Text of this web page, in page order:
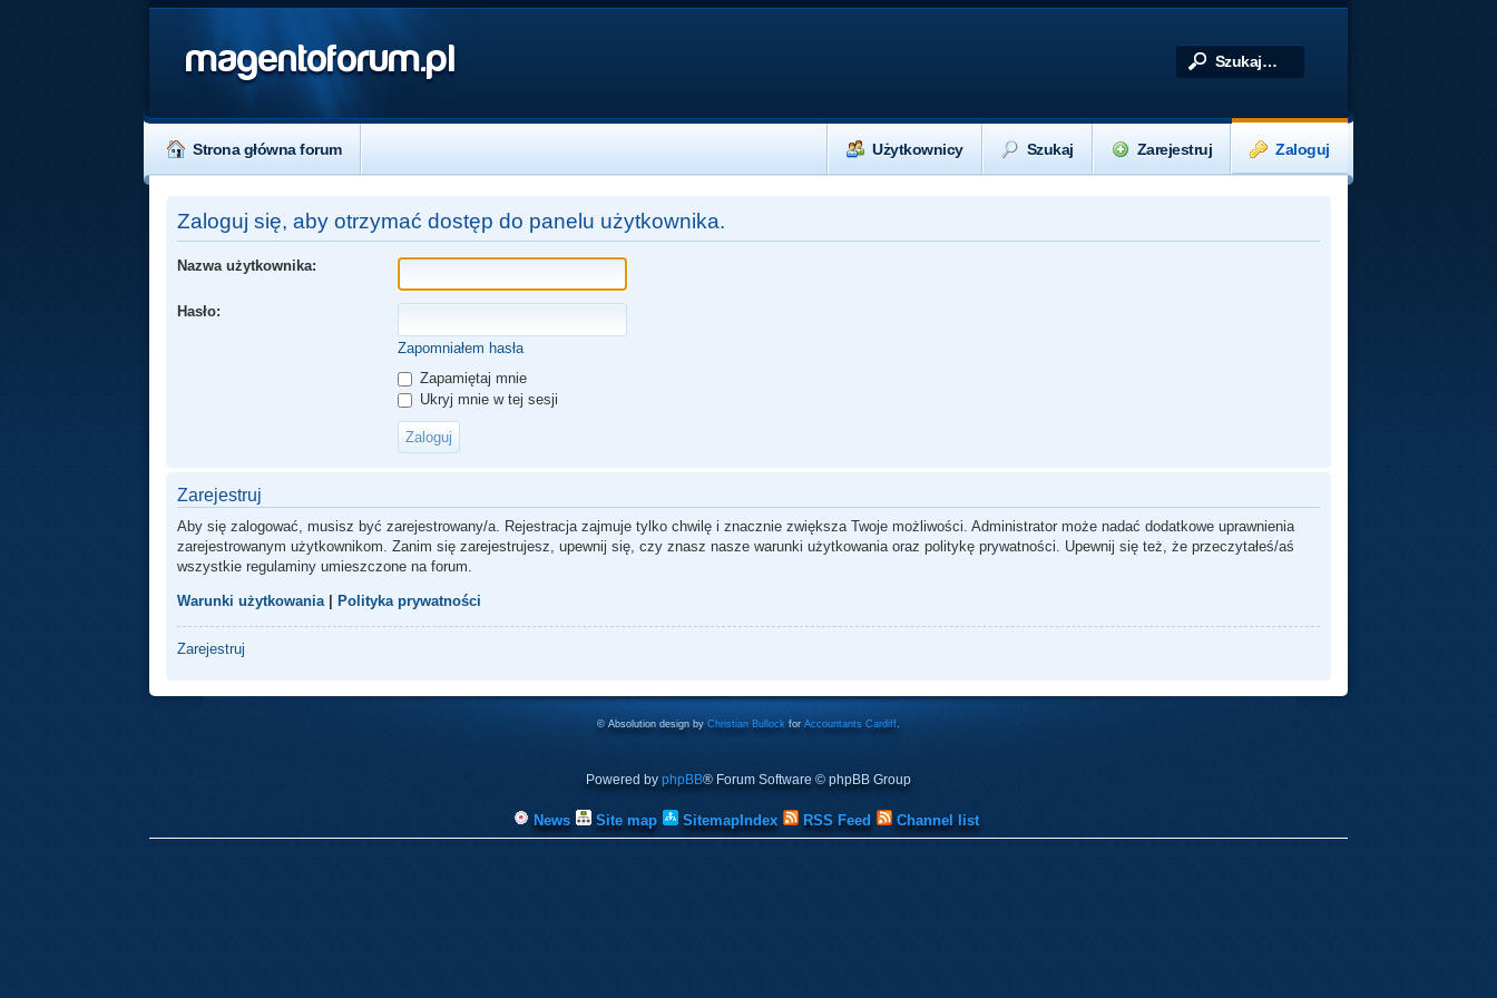
magentoforum.pl
Strona główna forum Zaloguj
Zarejestruj
Szukaj
Użytkownicy
Zaloguj się, aby otrzymać dostęp do panelu użytkownika.
Nazwa użytkownika:
Hasło:
Zapomniałem hasła
Zapamiętaj mnie
Ukryj mnie w tej sesji
Zarejestruj
Aby się zalogować, musisz być zarejestrowany/a. Rejestracja zajmuje tylko chwilę i znacznie zwiększa Twoje możliwości. Administrator może nadać dodatkowe uprawnienia
zarejestrowanym użytkownikom. Zanim się zarejestrujesz, upewnij się, czy znasz nasze warunki użytkowania oraz politykę prywatności. Upewnij się też, że przeczytałeś/aś
wszystkie regulaminy umieszczone na forum.
Warunki użytkowania Polityka prywatności
Zarejestruj
© Absolution design by Christian Bullock forAccountants Cardiff.
Powered by phpBB® Forum Software © phpBB Group
News Site map SitemapIndex RSS Feed Channel list